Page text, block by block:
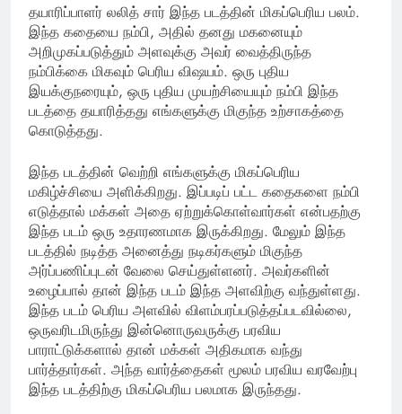
தயாரிப்பாளர் லலித் சார் இந்த படத்தின் மிகப்பெரிய பலம்.
இந்த கதையை நம்பி, அதில் தனது மகனையும்
அறிமுகப்படுத்தும் அளவுக்கு அவர் வைத்திருந்த
நம்பிக்கை மிகவும் பெரிய விஷயம். ஒரு புதிய
இயக்குநரையும், ஒரு புதிய முயற்சியையும் நம்பி இந்த
படத்தை தயாரித்தது எங்களுக்கு மிகுந்த உற்சாகத்தை
கொடுத்தது.
இந்த படத்தின் வெற்றி எங்களுக்கு மிகப்பெரிய
மகிழ்ச்சியை அளிக்கிறது. இப்படிப் பட்ட கதைகளை நம்பி
எடுத்தால் மக்கள் அதை ஏற்றுக்கொள்வார்கள் என்பதற்கு
இந்த படம் ஒரு உதாரணமாக இருக்கிறது. மேலும் இந்த
படத்தில் நடித்த அனைத்து நடிகர்களும் மிகுந்த
அர்ப்பணிப்புடன் வேலை செய்துள்ளனர். அவர்களின்
உழைப்பால் தான் இந்த படம் இந்த அளவிற்கு வந்துள்ளது.
இந்த படம் பெரிய அளவில் விளம்பரப்படுத்தப்படவில்லை,
ஒருவரிடமிருந்து இன்னொருவருக்கு பரவிய
பாராட்டுக்களால் தான் மக்கள் அதிகமாக வந்து
பார்த்தார்கள். அந்த வார்த்தைகள் மூலம் பரவிய வரவேற்பு
இந்த படத்திற்கு மிகப்பெரிய பலமாக இருந்தது.